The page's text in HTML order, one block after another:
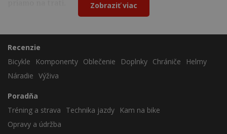
Zobraziť viac
Recenzie
Bicykle
Komponenty Oblečenie Doplnky Chrániče
Helmy
Náradie Výživa
Poradňa
Tréning a strava
Technika jazdy
Kam na bike
Opravy a údržba